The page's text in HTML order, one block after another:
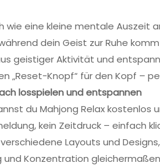
wie eine kleine mentale Auszeit
dein Geist zur Ruhe
geistiger Aktivität und
„Reset-Knopf“ für den Kopf –
losspielen und entspannen
du Mahjong Relax kostenlos
kein Zeitdruck – einfach
Layouts und
und Konzentration